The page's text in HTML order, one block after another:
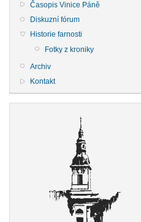
Časopis Vinice Páně
Diskuzní fórum
Historie farnosti
Fotky z kroniky
Archiv
Kontakt